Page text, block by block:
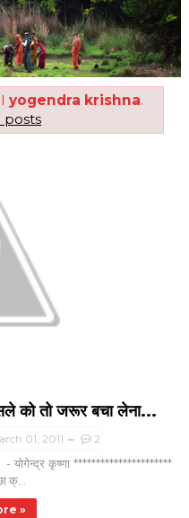
yogendra krishna.
posts
को तो जरूर बचा लेना...
01, 2011 2
योगेन्द्र कृष्णा **********************
क्...
»